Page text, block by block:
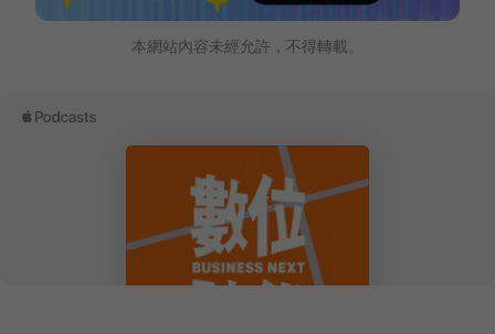
本網站內容未經允許，不得轉載。